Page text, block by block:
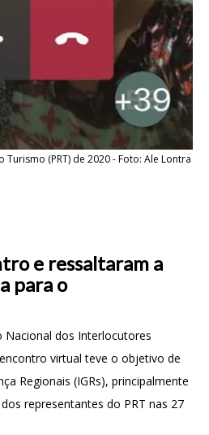
(PRT) de 2020 - Foto: Ale Lontra
e ressaltaram a
para o
Nacional dos Interlocutores
virtual teve o objetivo de
Regionais (IGRs), principalmente
representantes do PRT nas 27